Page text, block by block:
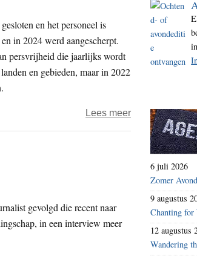
i
t
en het personeel is
in 2024 werd aangescherpt.
persvrijheid die jaarlijks wordt
en gebieden, maar in 2022
Lees meerover
Journalisten
laatste
gevolgd die recent naar
in een interview meer
6 juli 2026
Zomer
9 augustus
Chanting for
12 augustus
Wandering